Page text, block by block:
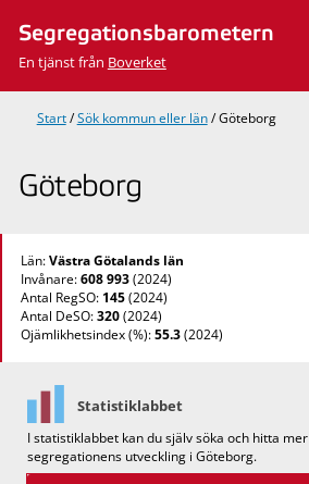
innehåll
Segregationsbarometern
En tjänst från Boverket
Start/Sök kommun eller län/Göteborg
Göteborg
Län:Västra Götalands län
Invånare:608 993(2024)
Antal RegSO: 145(2024)
Antal DeSO:320(2024)
Ojämlikhetsindex (%):55.3(2024)
Statistiklabbet
I statistiklabbet kan du själv söka och hitta
segregationens utveckling i Göteborg.